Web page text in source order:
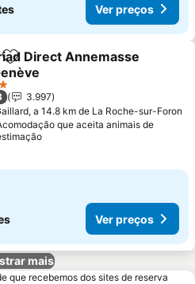
Ver preços
Adicionar aos favoritos
Direct Annemasse
preços
3.997
a 14.8 km de La Roche-sur-Foron
que aceita animais de
Ver preços
mais
que recebemos dos sites de reserva